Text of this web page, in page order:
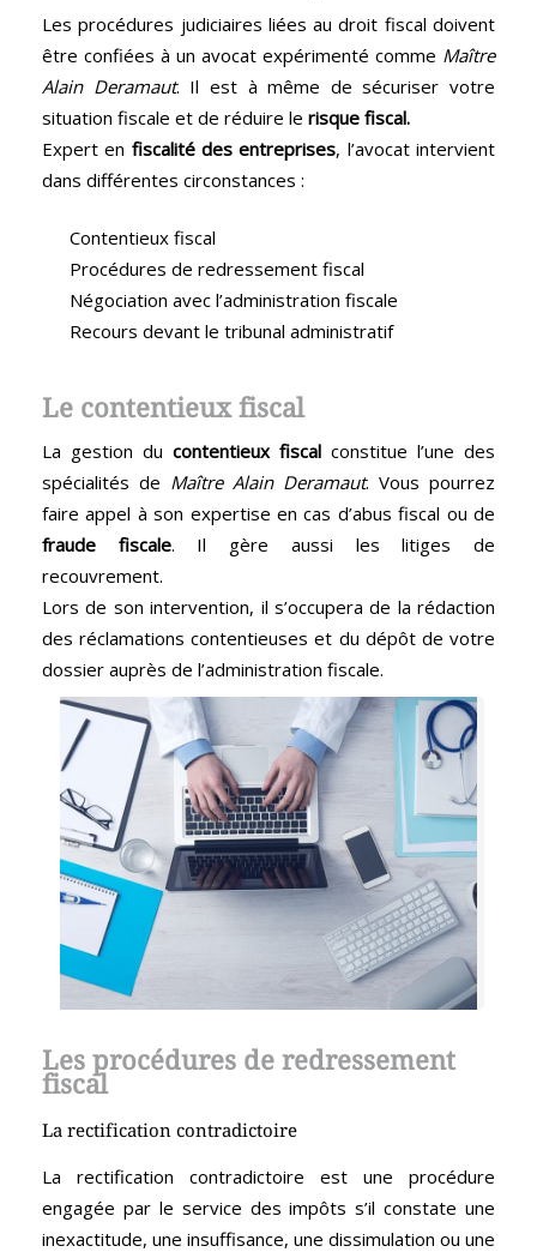
Les procédures judiciaires liées au droit fiscal doivent
être confiées à un avocat expérimenté comme Maître
Alain Deramaut. Il est à même de sécuriser votre
situation fiscale et de réduire le risque fiscal.
Expert en fiscalité des entreprises, l’avocat intervient
dans différentes circonstances :
Contentieux fiscal
Procédures de redressement fiscal
Négociation avec l’administration fiscale
Recours devant le tribunal administratif
Le contentieux fiscal
La gestion du contentieux fiscal constitue l’une des
spécialités de Maître Alain Deramaut. Vous pourrez
faire appel à son expertise en cas d’abus fiscal ou de
fraude fiscale. Il gère aussi les litiges de
recouvrement.
Lors de son intervention, il s’occupera de la rédaction
des réclamations contentieuses et du dépôt de votre
dossier auprès de l’administration fiscale.
Les procédures de redressement
fiscal
La rectification contradictoire
La rectification contradictoire est une procédure
engagée par le service des impôts s’il constate une
inexactitude, une insuffisance, une dissimulation ou une